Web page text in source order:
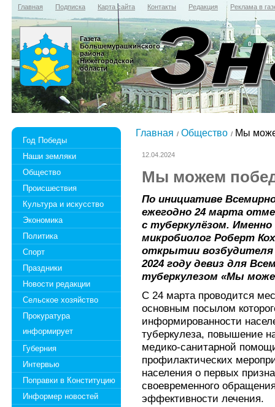
Главная Подписка Карта сайта Контакты Редакция Реклама в
Газета
Большемурашкинского
района
Нижегородской
области
Год Победы
Наши земляки
Общество
Происшествия
Культура и искусство
Экономика
Политика
Спорт
Праздники
Новости редакции
Сельское хозяйство
Прокуратура
информирует
Губерния
Интервью
Поправки в Конституцию
Информер новостей
Главная Общество Мы
12.04.2024
Мы можем
По инициативе
ежегодно 24 марта
с туберкулёзом.
микробиолог Роберт
открытии возбудителя
2024 году девиз для
туберкулезом «Мы
С 24 марта проводится
основным посылом
информированности
туберкулеза, повышение
медико-санитарной
профилактических
населения о первых
своевременного
эффективности лечения.